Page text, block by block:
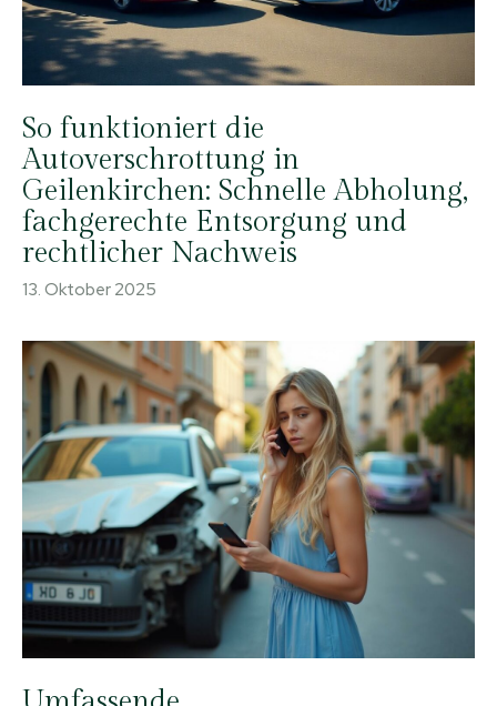
So funktioniert die
Autoverschrottung in
Geilenkirchen: Schnelle Abholung,
fachgerechte Entsorgung und
rechtlicher Nachweis
13. Oktober 2025